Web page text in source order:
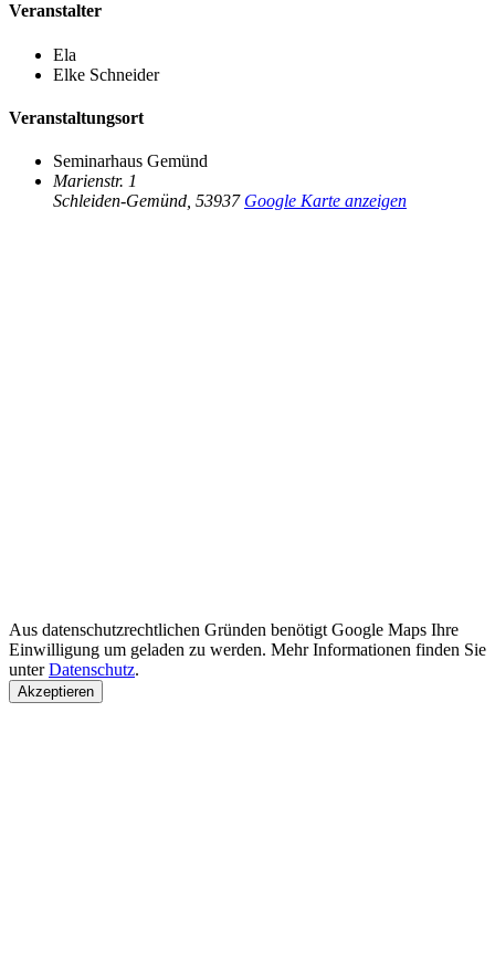
Veranstalter
Ela
Elke Schneider
Veranstaltungsort
Seminarhaus Gemünd
Marienstr. 1
Schleiden-Gemünd 53937 Google Karte anzeigen
Aus datenschutzrechtlichen Gründen benötigt Google Maps Ihre
Einwilligung um geladen zu werden. Mehr Informationen finden Sie
unterDatenschutz.
Akzeptieren